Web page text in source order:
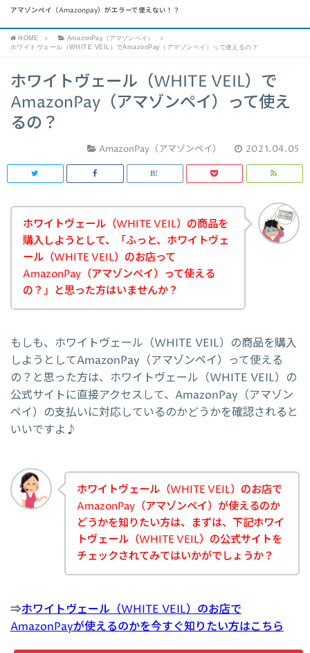
アマゾンペイ（Amazonpay）がエラーで使えない！？
HOME
AmazonPay（アマゾンペイ）
ホワイトヴェール（WHITE VEIL）でAmazonPay（アマゾンペイ）って使えるの？
ホワイトヴェール（WHITE VEIL）で
AmazonPay（アマゾンペイ）って使え
るの？
AmazonPay（アマゾンペイ） 2021.04.05
ホワイトヴェール（WHITE VEIL）の商品を
購入しようとして、「ふっと、ホワイトヴェ
ール（WHITE VEIL）のお店って
AmazonPay（アマゾンペイ）って使える
の？」と思った方はいませんか？
もしも、ホワイトヴェール（WHITE VEIL）の商品を購入
しようとしてAmazonPay（アマゾンペイ）って使える
の？と思った方は、ホワイトヴェール（WHITE VEIL）の
公式サイトに直接アクセスして、AmazonPay（アマゾン
ペイ）の支払いに対応しているのかどうかを確認されると
いいですよ♪
ホワイトヴェール（WHITE VEIL）のお店で
AmazonPay（アマゾンペイ）が使えるのか
どうかを知りたい方は、まずは、下記ホワイ
トヴェール（WHITE VEIL）の公式サイトを
チェックされてみてはいかがでしょうか？
⇒ホワイトヴェール（WHITE VEIL）のお店で
AmazonPayが使えるのかを今すぐ知りたい方はこちら